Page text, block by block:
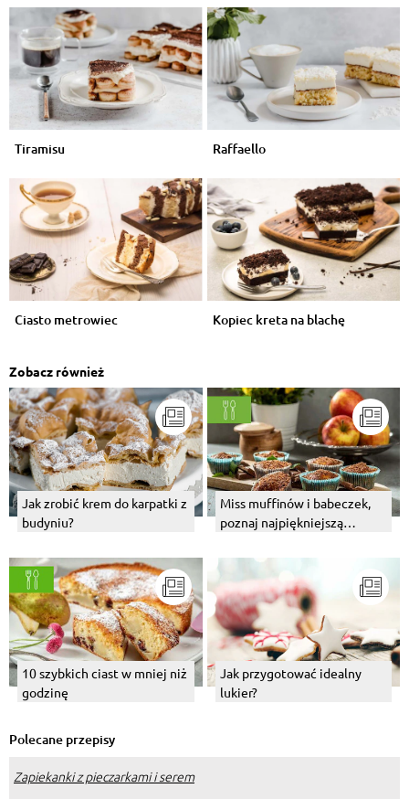
Tiramisu Raffaello
Ciasto metrowiec Kopiec kreta na blachę
Zobacz również
Jak zrobić krem do karpatki z
budyniu?
Miss muffinów i babeczek,
poznaj najpiękniejszą
10 szybkich ciast w mniej niż
godzinę
Jak przygotować idealny
lukier?
Polecane przepisy
Zapiekanki z pieczarkami i serem